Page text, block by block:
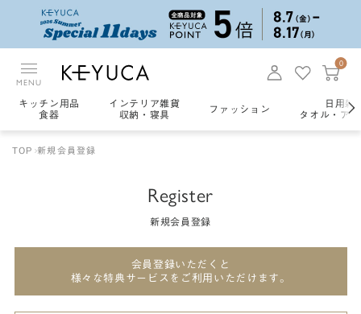
MENU
0
キッチン用品
食器
インテリア雑貨
収納・寝具
ファッション
日用雑
タオル・ア
TOP 新規会員登録
Register
新規会員登録
会員登録いただくと
様々な特典サービスをご利用いただけます。